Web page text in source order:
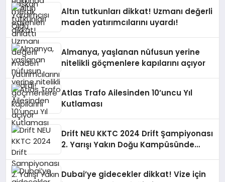
Altın tutkunları dikkat! Uzmanı değerli
maden yatırımcılarını uyardı!
Almanya, yaşlanan nüfusun yerine
nitelikli göçmenlere kapılarını açıyor
Atlas Trafo Ailesinden 10’uncu Yıl
Kutlaması
Drift NEU KKTC 2024 Drift Şampiyonası
2. Yarışı Yakın Doğu Kampüsünde
Dubai’ye gidecekler dikkat! Vize için